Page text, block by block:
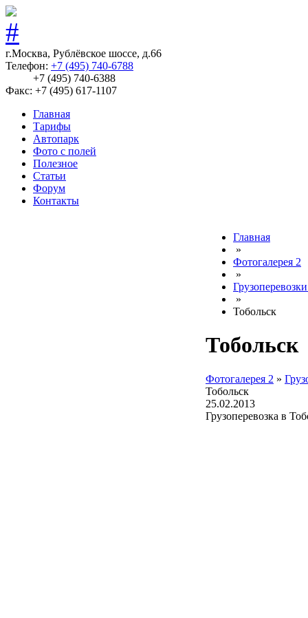
г.Москва, Рублёвское шоссе, д.66
Телефон: +7 (495) 740-6788
+7 (495) 740-6388
Факс: +7 (495) 617-1107
Главная
Тарифы
Автопарк
Фото с полей
Полезное
Статьи
Форум
Контакты
Главная
»
Фотогалерея 2
»
»
Тобольск
Тобольск
Фотогалерея 2 »
Тобольск
25.02.2013
Грузоперевозка в